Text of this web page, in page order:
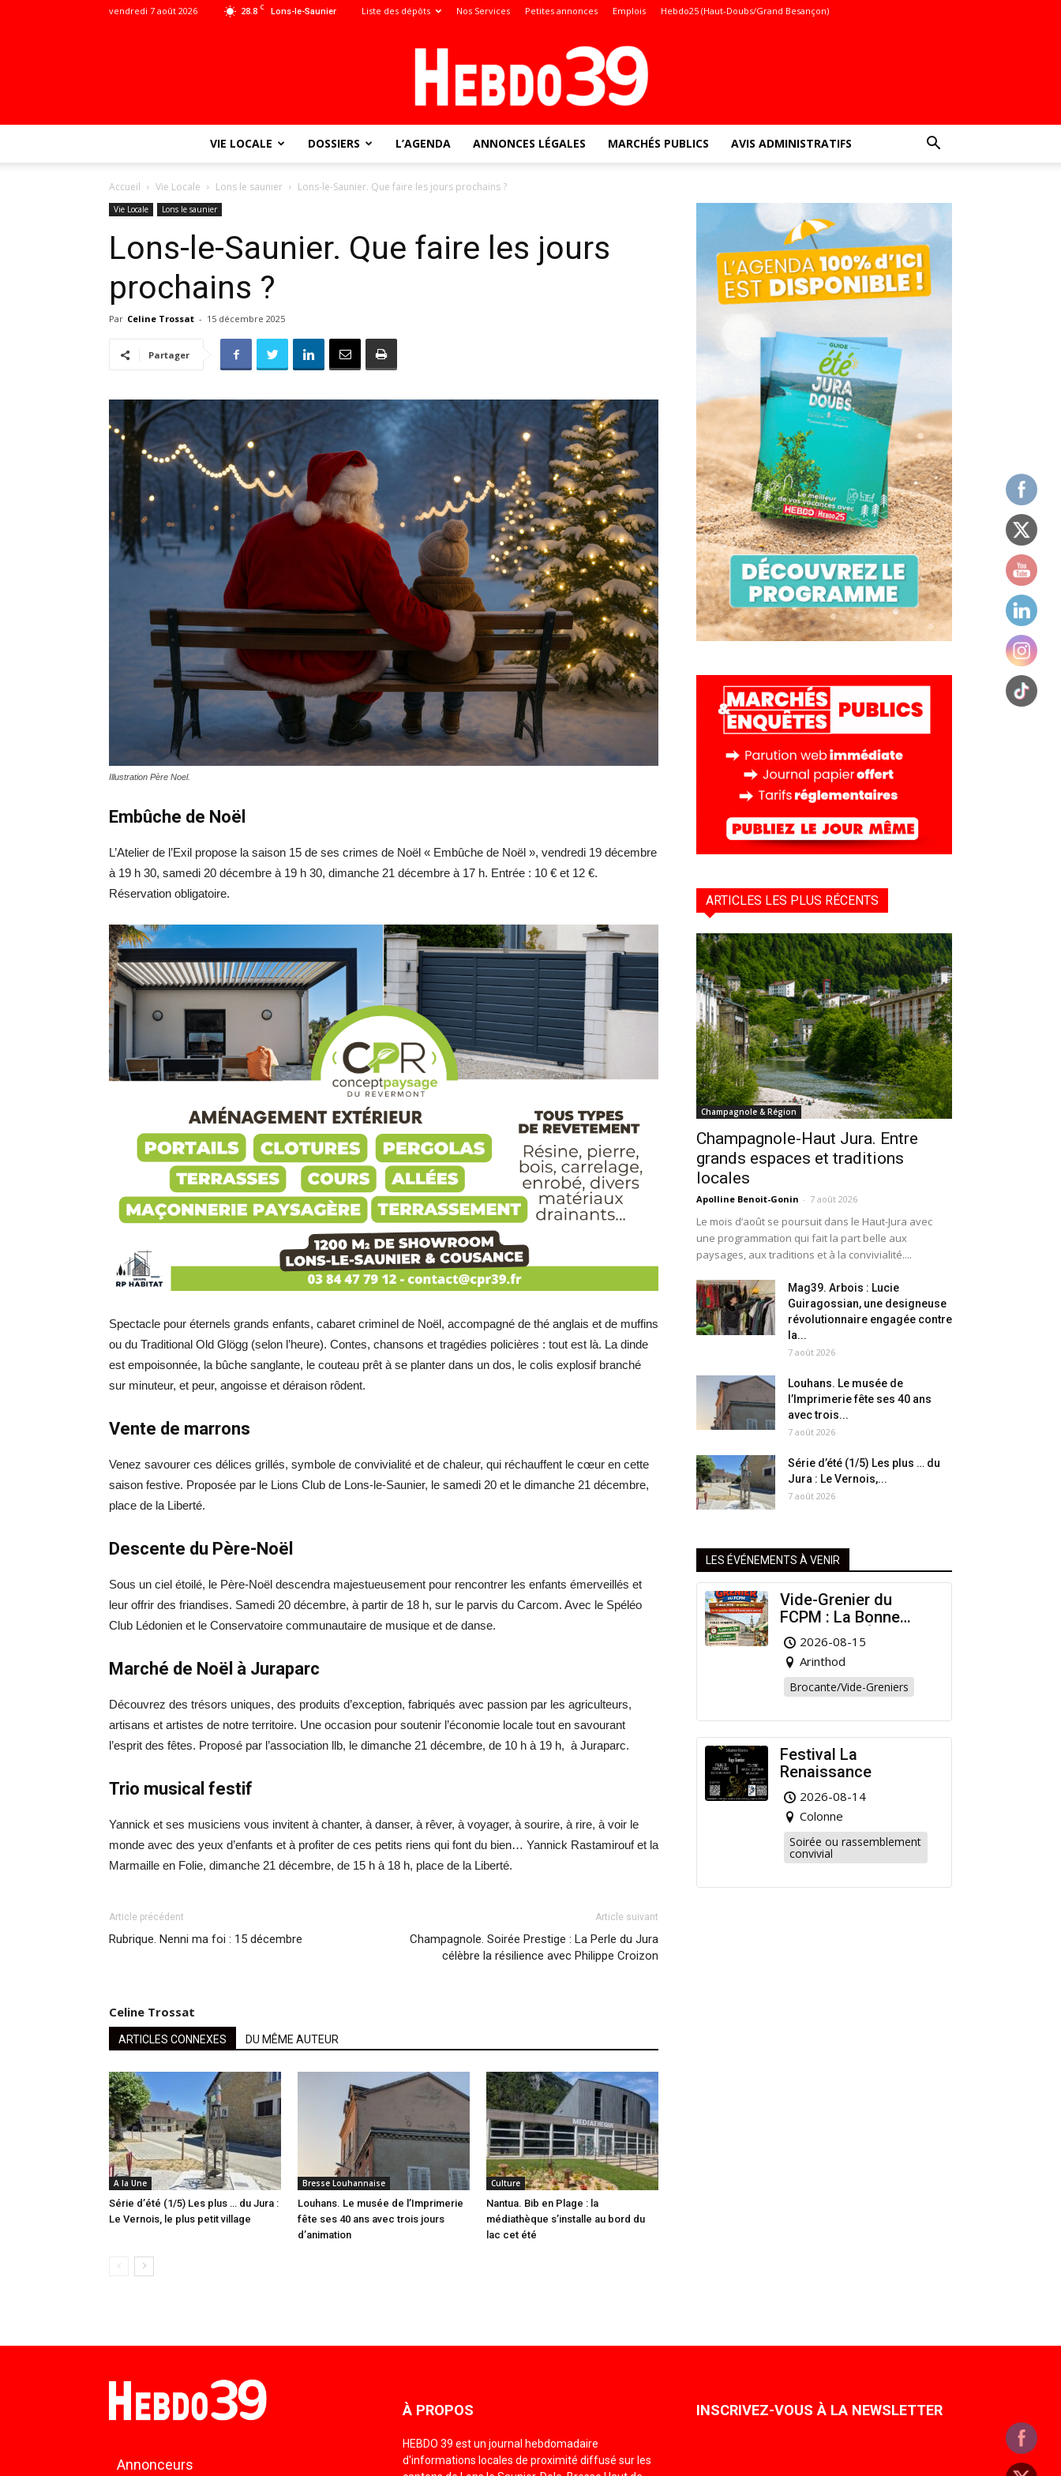
28.8 C Lons-le-Saunier
vendredi 7 août 2026 Liste des dépôts Nos Services Petites annonces Emplois Hebdo25 (Haut-Doubs/Grand Besançon)
l'info
locale
–
VIE LOCALE DOSSIERS L’AGENDA ANNONCES LÉGALES MARCHÉS PUBLICS AVIS ADMINISTRATIFS
Accueil Vie Locale Lons le saunier Lons-le-Saunier. Que faire les jours prochains ?
Vie Locale Lons le saunier
Lons-le-Saunier. Que faire les jours
prochains ?
Par Celine Trossat - 15 décembre 2025
Partager
Illustration Père Noel.
Embûche de Noël
L’Atelier de l’Exil propose la saison 15 de ses crimes de Noël « Embûche de Noël », vendredi 19 décembre
à 19 h 30, samedi 20 décembre à 19 h 30, dimanche 21 décembre à 17 h. Entrée : 10 € et 12 €.
Réservation obligatoire.
Spectacle pour éternels grands enfants, cabaret criminel de Noël, accompagné de thé anglais et de muffins
ou du Traditional Old Glögg (selon l’heure). Contes, chansons et tragédies policières : tout est là. La dinde
est empoisonnée, la bûche sanglante, le couteau prêt à se planter dans un dos, le colis explosif branché
sur minuteur, et peur, angoisse et déraison rôdent.
Vente de marrons
Venez savourer ces délices grillés, symbole de convivialité et de chaleur, qui réchauffent le cœur en cette
saison festive. Proposée par le Lions Club de Lons-le-Saunier, le samedi 20 et le dimanche 21 décembre,
place de la Liberté.
Descente du Père-Noël
Sous un ciel étoilé, le Père-Noël descendra majestueusement pour rencontrer les enfants émerveillés et
leur offrir des friandises. Samedi 20 décembre, à partir de 18 h, sur le parvis du Carcom. Avec le Spéléo
Club Lédonien et le Conservatoire communautaire de musique et de danse.
Marché de Noël à Juraparc
Découvrez des trésors uniques, des produits d’exception, fabriqués avec passion par les agriculteurs,
artisans et artistes de notre territoire. Une occasion pour soutenir l’économie locale tout en savourant
l’esprit des fêtes. Proposé par l’association llb, le dimanche 21 décembre, de 10 h à 19 h, à Juraparc.
Trio musical festif
Yannick et ses musiciens vous invitent à chanter, à danser, à rêver, à voyager, à sourire, à rire, à voir le
monde avec des yeux d’enfants et à profiter de ces petits riens qui font du bien… Yannick Rastamirouf et la
Marmaille en Folie, dimanche 21 décembre, de 15 h à 18 h, place de la Liberté.
Article précédent
Rubrique. Nenni ma foi : 15 décembre
Article suivant
Champagnole. Soirée Prestige : La Perle du Jura
célèbre la résilience avec Philippe Croizon
Celine Trossat
ARTICLES CONNEXES DU MÊME AUTEUR
A la Une
Série d’été (1/5) Les plus … du Jura :
Le Vernois, le plus petit village
Bresse Louhannaise
Louhans. Le musée de l’Imprimerie
fête ses 40 ans avec trois jours
d’animation
Culture
Nantua. Bib en Plage : la
médiathèque s’installe au bord du
lac cet été
ARTICLES LES PLUS RÉCENTS
Champagnole & Région
Champagnole-Haut Jura. Entre
grands espaces et traditions
locales
Apolline Benoit-Gonin - 7 août 2026
Le mois d’août se poursuit dans le Haut-Jura avec
une programmation qui fait la part belle aux
paysages, aux traditions et à la convivialité....
Mag39. Arbois : Lucie
Guiragossian, une designeuse
révolutionnaire engagée contre
la...
7 août 2026
Louhans. Le musée de
l’Imprimerie fête ses 40 ans
avec trois...
7 août 2026
Série d’été (1/5) Les plus … du
Jura : Le Vernois,...
7 août 2026
LES ÉVÉNEMENTS À VENIR
Vide-Grenier du
FCPM : La Bonne
Affaire de l’Été à
Arinthod !
2026-08-15
Arinthod
Brocante/Vide-Greniers
Festival La
Renaissance
2026-08-14
Colonne
Soirée ou rassemblement
convivial